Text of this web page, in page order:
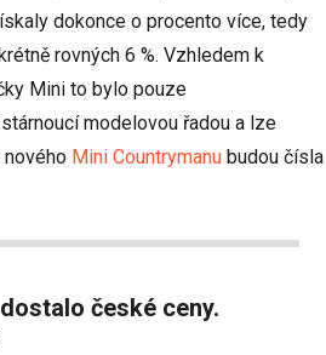
dokonce o procento více, tedy
rovných 6 %. Vzhledem k
Mini to bylo pouze
modelovou řadou a lze
nového Mini Countrymanu budou čísla